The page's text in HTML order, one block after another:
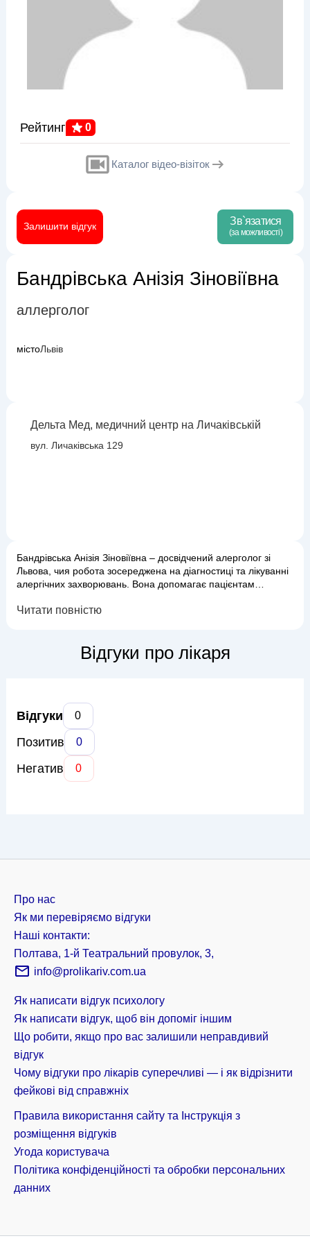
Рейтинг 0
Каталог відео-візіток
Залишити відгук Зв`язатися
(за можливості)
Бандрівська Анізія Зіновіївна
аллерголог
містоЛьвів
Дельта Мед, медичний центр на Личаківській
вул. Личаківська 129
Бандрівська Анізія Зіновіївна – досвідчений алерголог зі
Львова, чия робота зосереджена на діагностиці та лікуванні
алергічних захворювань. Вона допомагає пацієнтам
усуваючи або мінімізуючи вплив алергенів. Доктор
Читати повністю
Відгуки про лікаря
Відгуки 0
Позитив 0
Негатив 0
Про нас
Як ми перевіряємо відгуки
Наші контакти:
Полтава, 1-й Театральний провулок, 3,
info@prolikariv.com.ua
Як написати відгук психологу
Як написати відгук, щоб він допоміг іншим
Що робити, якщо про вас залишили неправдивий
відгук
Чому відгуки про лікарів суперечливі — і як відрізнити
фейкові від справжніх
Правила використання сайту та Інструкція з
розміщення відгуків
Угода користувача
Політика конфіденційності та обробки персональних
данних